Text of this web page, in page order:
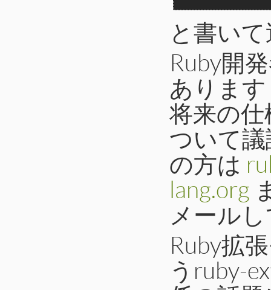
と書い
Ruby開
ありま
将来の
ついて
の方は
lang.org
メール
Ruby拡
うruby-